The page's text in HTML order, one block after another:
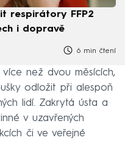
respirátory FFP2
i dopravě
6 min čtení
než dvou měsících,
odložit při alespoň
lidí. Zakrytá ústa a
v uzavřených
či ve veřejné